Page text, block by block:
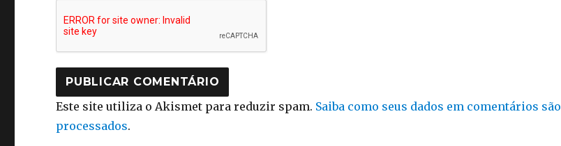
Este site utiliza o Akismet para reduzir spam. Saiba como seus dados em comentários são
processados.